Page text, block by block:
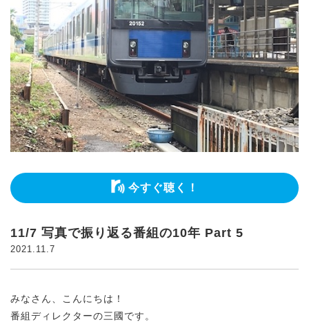
今すぐ聴く！
11/7 写真で振り返る番組の10年 Part 5
2021.11.7
みなさん、こんにちは！
番組ディレクターの三國です。